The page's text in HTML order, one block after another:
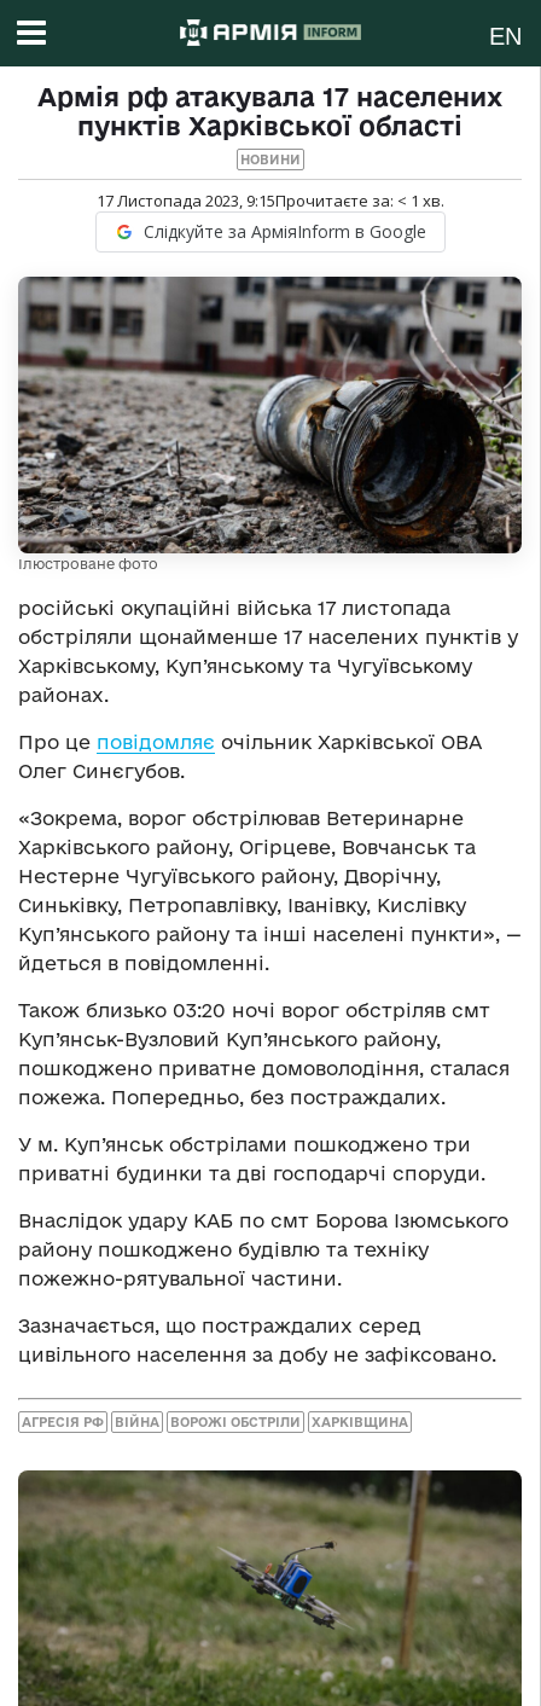
EN
Армія рф атакувала 17 населених
пунктів Харківської області
НОВИНИ
17 Листопада 2023, 9:15Прочитаєте за: < 1 хв.
Слідкуйте за АрміяInform в Google
Ілюстроване фото
російські окупаційні війська 17 листопада
обстріляли щонайменше 17 населених пунктів у
Харківському, Куп’янському та Чугуївському
районах.
Про це повідомляє очільник Харківської ОВА
Олег Синєгубов.
«Зокрема, ворог обстрілював Ветеринарне
Харківського району, Огірцеве, Вовчанськ та
Нестерне Чугуївського району, Дворічну,
Синьківку, Петропавлівку, Іванівку, Кислівку
Куп’янського району та інші населені пункти», —
йдеться в повідомленні.
Також близько 03:20 ночі ворог обстріляв смт
Куп’янськ-Вузловий Куп’янського району,
пошкоджено приватне домоволодіння, сталася
пожежа. Попередньо, без постраждалих.
У м. Куп’янськ обстрілами пошкоджено три
приватні будинки та дві господарчі споруди.
Внаслідок удару КАБ по смт Борова Ізюмського
району пошкоджено будівлю та техніку
пожежно-рятувальної частини.
Зазначається, що постраждалих серед
цивільного населення за добу не зафіксовано.
АГРЕСІЯ РФ ВІЙНА ВОРОЖІ ОБСТРІЛИ ХАРКІВЩИНА